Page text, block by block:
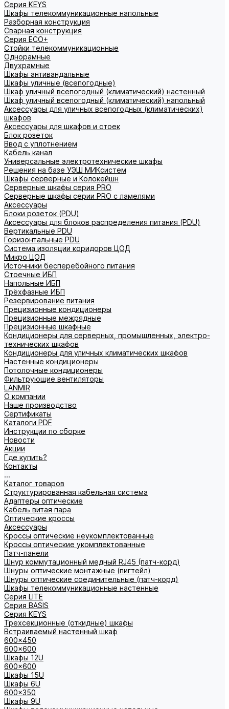
Cерия KEYS
Шкафы телекоммуникационные напольные
Разборная конструкция
Сварная конструкция
Серия ECO+
Стойки телекоммуникационные
Однорамные
Двухрамные
Шкафы антивандальные
Шкафы уличные (всепогодные)
Шкаф уличный всепогодный (климатический) настенный
Шкаф уличный всепогодный (климатический) напольный
Аксессуары для уличных всепогодных (климатических)
шкафов
Аксессуары для шкафов и стоек
Блок розеток
Ввод с уплотнением
Кабель канал
Универсальные электротехнические шкафы
Решения на базе УЭШ МИКсистем
Шкафы серверные и Колокейшн
Серверные шкафы серия PRO
Серверные шкафы серии PRO с ламелями
Аксессуары
Блоки розеток (PDU)
Аксессуары для блоков распределения питания (PDU)
Вертикальные PDU
Горизонтальные PDU
Система изоляции коридоров ЦОД
Микро ЦОД
Источники бесперебойного питания
Стоечные ИБП
Напольные ИБП
Трёхфазные ИБП
Резервирование питания
Прецизионные кондиционеры
Прецизионные межрядные
Прецизионные шкафные
Кондиционеры для серверных, промышленных, электро-
технических шкафов
Кондиционеры для уличных климатических шкафов
Настенные кондиционеры
Потолочные кондиционеры
Фильтрующие вентиляторы
LANMIR
О компании
Наше производство
Сертификаты
Каталоги PDF
Инструкции по сборке
Новости
Акции
Где купить?
Контакты
...
Каталог товаров
Структурированная кабельная система
Адаптеры оптические
Кабель витая пара
Оптические кроссы
Аксессуары
Кроссы оптические неукомплектованные
Кроссы оптические укомплектованные
Патч-панели
Шнур коммутационный медный RJ45 (патч-корд)
Шнуры оптические монтажные (пигтейл)
Шнуры оптические соединительные (патч-корд)
Шкафы телекоммуникационные настенные
Cерия LITE
Cерия BASIS
Cерия KEYS
Трехсекционные (откидные) шкафы
Встраиваемый настенный шкаф
600x450
600x600
Шкафы 12U
600x600
Шкафы 15U
Шкафы 6U
600x350
Шкафы 9U